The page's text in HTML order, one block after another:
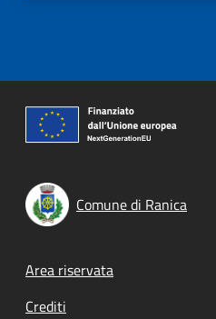
Comune di Ranica
Footer menu
Area riservata
Crediti